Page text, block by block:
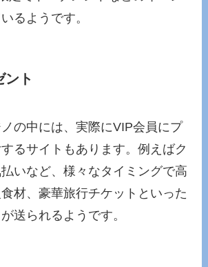
るようです。
ント
の中には、実際にVIP会員にプ
るサイトもあります。例えばク
いなど、様々なタイミングで高
材、豪華旅行チケットといった
送られるようです。